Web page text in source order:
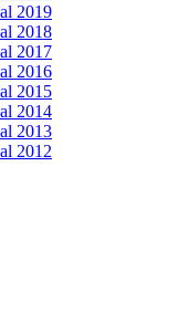
2019
2018
2017
2016
2015
2014
2013
2012